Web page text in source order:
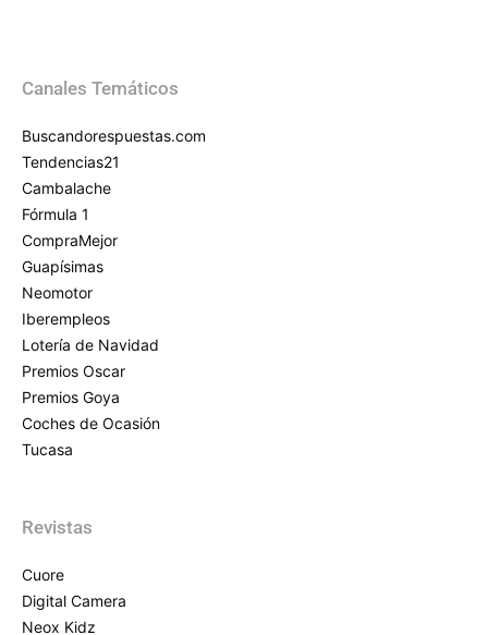
Canales Temáticos
Buscandorespuestas.com
Tendencias21
Cambalache
Fórmula 1
CompraMejor
Guapísimas
Neomotor
Iberempleos
Lotería de Navidad
Premios Oscar
Premios Goya
Coches de Ocasión
Tucasa
Revistas
Cuore
Digital Camera
Neox Kidz